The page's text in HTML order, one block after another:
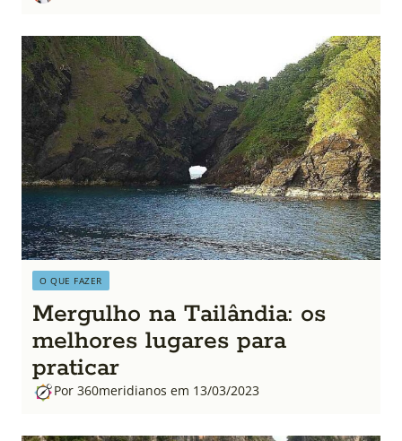
O QUE FAZER
Mergulho na Tailândia: os
melhores lugares para
praticar
Por 360meridianos em 13/03/2023